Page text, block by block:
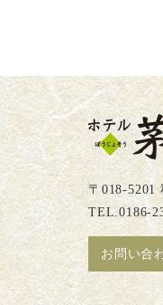
〒018-5201
TEL.0186-
お問い合